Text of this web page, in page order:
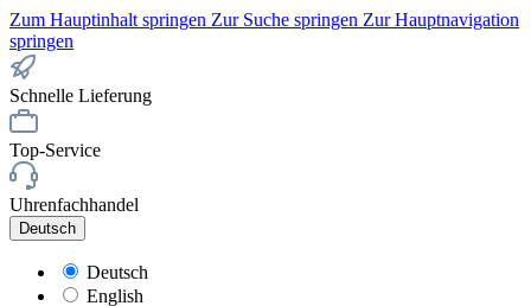
Zum Hauptinhalt springen Zur Suche springen Zur Hauptnavigation
springen
Schnelle Lieferung
Top-Service
Uhrenfachhandel
Deutsch
Deutsch
English